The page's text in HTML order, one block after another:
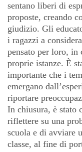
sentano liberi di
proposte, creando
giudizio. Gli
i ragazzi a
pensato per loro, in
proprie istanze. È
importante che i
emergano
riportare
In chiusura, è stato
riflettere su una
scuola e di avviare
classe, al fine di